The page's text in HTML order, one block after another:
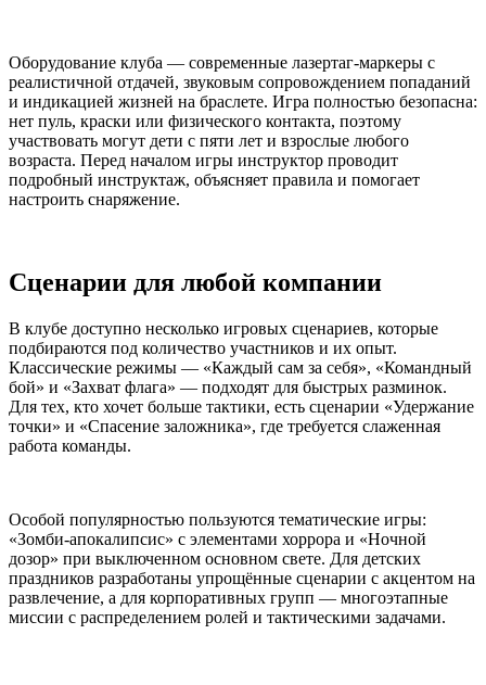
Оборудование клуба — современные лазертаг-маркеры с
реалистичной отдачей, звуковым сопровождением попаданий
и индикацией жизней на браслете. Игра полностью безопасна:
нет пуль, краски или физического контакта, поэтому
участвовать могут дети с пяти лет и взрослые любого
возраста. Перед началом игры инструктор проводит
подробный инструктаж, объясняет правила и помогает
настроить снаряжение.
Сценарии для любой компании
В клубе доступно несколько игровых сценариев, которые
подбираются под количество участников и их опыт.
Классические режимы — «Каждый сам за себя», «Командный
бой» и «Захват флага» — подходят для быстрых разминок.
Для тех, кто хочет больше тактики, есть сценарии «Удержание
точки» и «Спасение заложника», где требуется слаженная
работа команды.
Особой популярностью пользуются тематические игры:
«Зомби-апокалипсис» с элементами хоррора и «Ночной
дозор» при выключенном основном свете. Для детских
праздников разработаны упрощённые сценарии с акцентом на
развлечение, а для корпоративных групп — многоэтапные
миссии с распределением ролей и тактическими задачами.